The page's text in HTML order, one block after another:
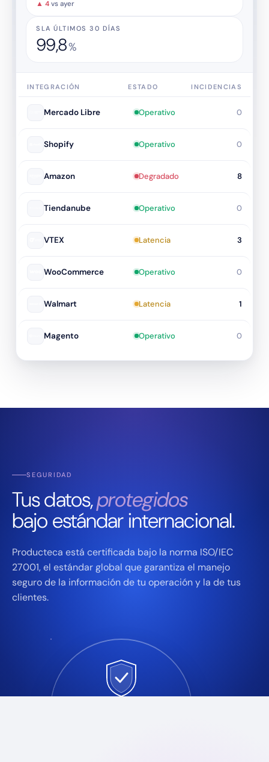
▲ 4 vs ayer
SLA ÚLTIMOS 30 DÍAS
99,8%
INTEGRACIÓN ESTADO INCIDENCIAS
Mercado Libre Operativo 0
Shopify Operativo 0
Amazon Degradado 8
Tiendanube Operativo 0
VTEX Latencia 3
WooCommerce Operativo 0
Walmart Latencia 1
Magento Operativo 0
SEGURIDAD
Tus datos,protegidos
bajo estándar internacional.
Producteca está certificada bajo la norma ISO/IEC
27001, el estándar global que garantiza el manejo
seguro de la información de tu operación y la de tus
clientes.